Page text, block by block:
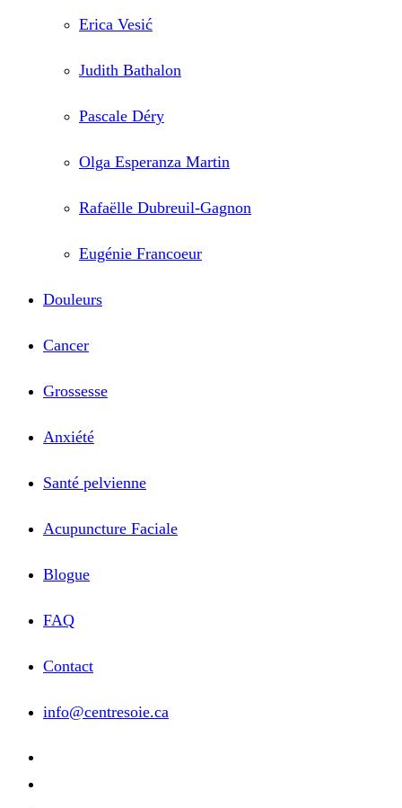
Erica Vesić
Judith Bathalon
Pascale Déry
Olga Esperanza Martin
Rafaëlle Dubreuil-Gagnon
Eugénie Francoeur
Douleurs
Cancer
Grossesse
Anxiété
Santé pelvienne
Acupuncture Faciale
Blogue
FAQ
Contact
info@centresoie.ca